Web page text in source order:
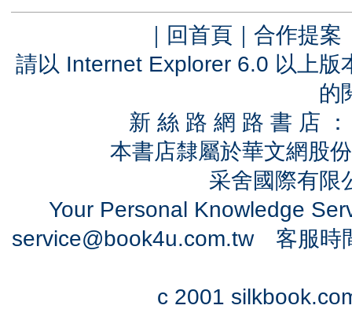
｜ 回首頁 ｜ 合作提案
請以 Internet Explorer 6.0 以上
的
新 絲 路 網 路 書 店
本書店隸屬於華文網股
采舍國際有
Your Personal Knowledge
service@book4u.com.tw客服時
c 2001